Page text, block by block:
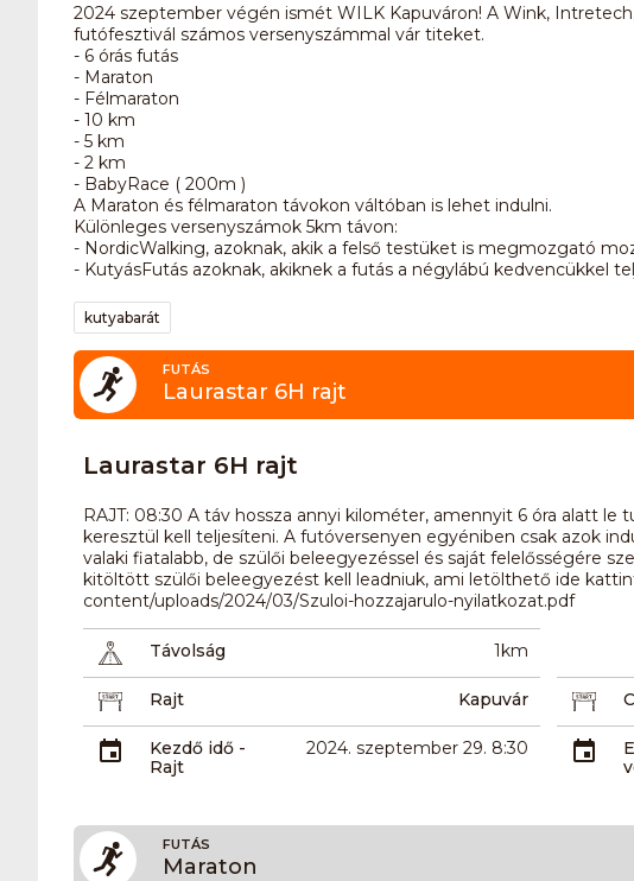
2024 szeptember végén ismét WILK Kapuváron! A Wink,
futófesztivál számos versenyszámmal vár titeket.
- 6 órás futás
- Maraton
- Félmaraton
- 10 km
- 5 km
- 2 km
- BabyRace ( 200m )
A Maraton és félmaraton távokon váltóban is lehet indulni.
Különleges versenyszámok 5km távon:
- NordicWalking, azoknak, akik a felső testüket is megmozgató
- KutyásFutás azoknak, akiknek a futás a négylábú kedvencükkel
kutyabarát
FUTÁS
Laurastar 6H rajt
Laurastar 6H rajt
RAJT: 08:30 A táv hossza annyi kilométer, amennyit 6 óra alatt
keresztül kell teljesíteni. A futóversenyen egyéniben csak azok
valaki fiatalabb, de szülői beleegyezéssel és saját felelősségére
kitöltött szülői beleegyezést kell leadniuk, ami letölthető ide
content/uploads/2024/03/Szuloi-hozzajarulo-nyilatkozat.pdf
Távolság 1km
Rajt Kapuvár
Kezdő idő -
Rajt
2024. szeptember 29. 8:30
FUTÁS
Maraton